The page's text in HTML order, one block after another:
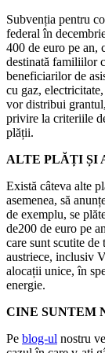
Subvenția pentru
federal în
400 de euro pe an,
destinată familiilor
beneficiarilor de
cu gaz,
vor distribui
privire la criteriile
plății.
ALTE PLĂȚI ȘI
Există câteva alte
asemenea, să
de exemplu, se
de200 de euro pe
care sunt scutite
austriece, inclusiv
alocații unice, în
energie.
CINE SUNTEM
Pe blog-ul nostru